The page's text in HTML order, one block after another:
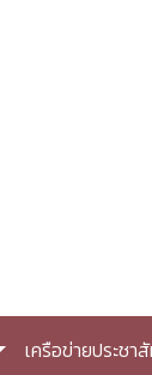
เครือข่ายประชา